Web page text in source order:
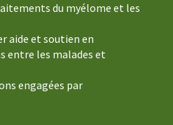
du myélome et les
aide et soutien en
entre les malades et
engagées par